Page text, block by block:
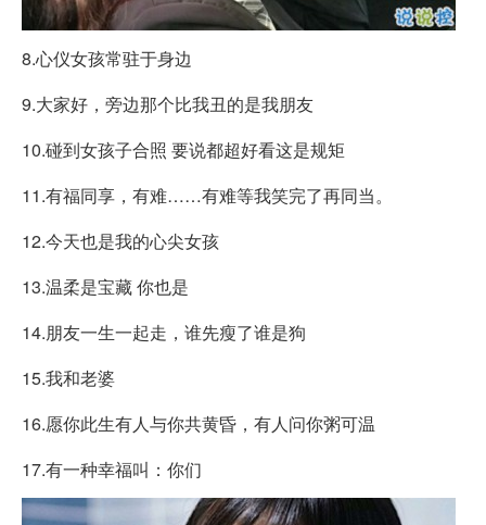
8.心仪女孩常驻于身边
9.大家好，旁边那个比我丑的是我朋友
10.碰到女孩子合照 要说都超好看这是规矩
11.有福同享，有难……有难等我笑完了再同当。
12.今天也是我的心尖女孩
13.温柔是宝藏 你也是
14.朋友一生一起走，谁先瘦了谁是狗
15.我和老婆
16.愿你此生有人与你共黄昏，有人问你粥可温
17.有一种幸福叫：你们